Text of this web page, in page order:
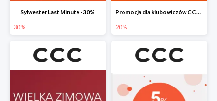
Sylwester Last Minute -30%
30%
Promocja dla klubowiczów CCC do -20%
20%